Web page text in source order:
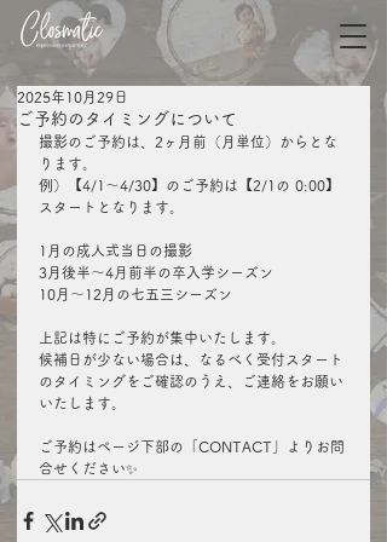
ご予約のタイミングについて
2025年10月29日
撮影のご予約は、2ヶ月前（月単位）からとな
ります。
例）【4/1〜4/30】のご予約は【2/1の 0:00】
スタートとなります。
1月の成人式当日の撮影
3月後半〜4月前半の卒入学シーズン
10月〜12月の七五三シーズン
上記は特にご予約が集中いたします。
​候補日が少ない場合は、なるべく受付スタート
のタイミングをご確認のうえ、ご連絡をお願い
いたします。
​ご予約はページ下部の「CONTACT」よりお問
合せください✨